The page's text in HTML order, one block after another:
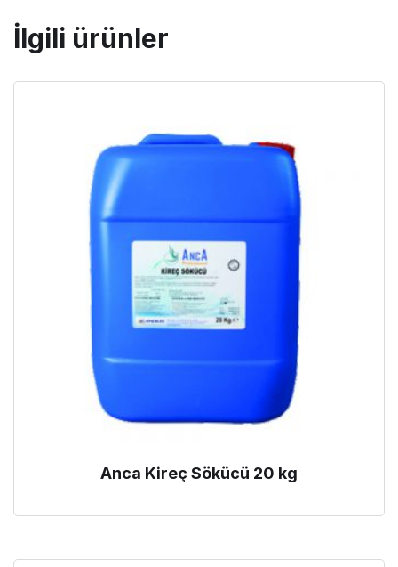
İlgili ürünler
Anca Kireç Sökücü 20 kg